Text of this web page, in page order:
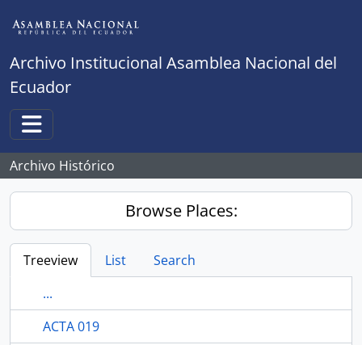
Archivo Institucional Asamblea Nacional del
Ecuador
Toggle navigation
Archivo Histórico
Browse Places:
Treeview List
Search
...
ACTA 019